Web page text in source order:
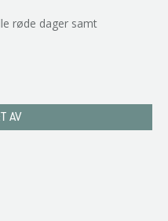
røde dager samt
AV